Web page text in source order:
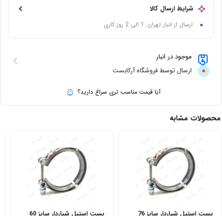
شرایط ارسال کالا
ارسال از انبار تهران: 1 الی 2 روز کاری
موجود در انبار
ارسال توسط فروشگاه آرکابست
آیا قیمت مناسب تری سراغ دارید؟
محصولات مشابه
بست استیل شیاردار سایز 76 بست استیل شیاردار سایز 60